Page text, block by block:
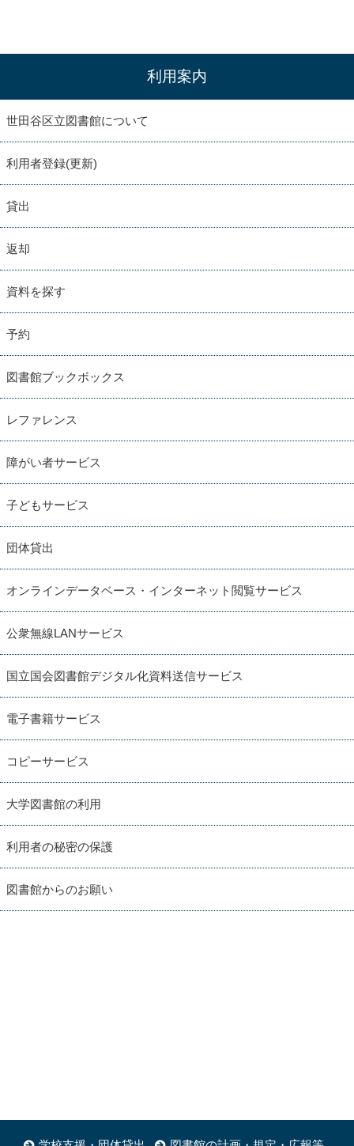
利用案内
世田谷区立図書館について
利用者登録(更新)
貸出
返却
資料を探す
予約
図書館ブックボックス
レファレンス
障がい者サービス
子どもサービス
団体貸出
オンラインデータベース・インターネット閲覧サービス
公衆無線LANサービス
国立国会図書館デジタル化資料送信サービス
電子書籍サービス
コピーサービス
大学図書館の利用
利用者の秘密の保護
図書館からのお願い